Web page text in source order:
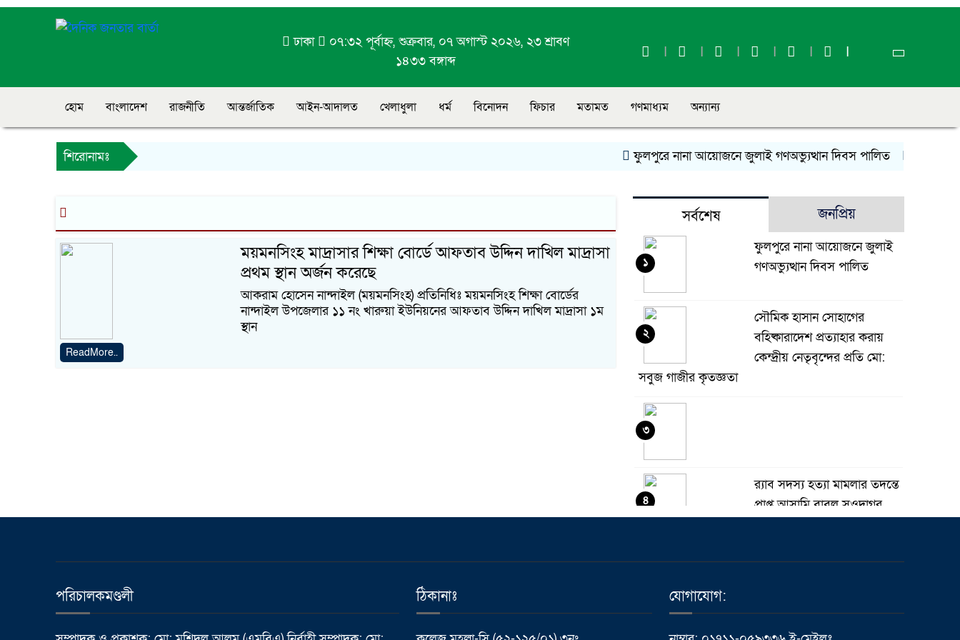
ঢাকা
০৭:৩২ পূর্বাহ্ন, শুক্রবার, ০৭ অগাস্ট ২০২৬, ২৩ শ্রাবণ
১৪৩৩ বঙ্গাব্দ
হোম বাংলাদেশ রাজনীতি আন্তর্জাতিক আইন-আদালত খেলাধুলা ধর্ম বিনোদন ফিচার মতামত গণমাধ্যম অন্যান্য
শিরোনামঃ ফুলপুরে নানা আয়োজনে জুলাই গণঅভ্যুত্থান দিবস পালিত সৌমিক
ময়মনসিংহ মাদ্রাসার শিক্ষা বোর্ডে আফতাব উদ্দিন দাখিল মাদ্রাসা
প্রথম স্থান অর্জন করেছে
আকরাম হোসেন নান্দাইল (ময়মনসিংহ) প্রতিনিধিঃ ময়মনসিংহ শিক্ষা বোর্ডের
নান্দাইল উপজেলার ১১ নং খারুয়া ইউনিয়নের আফতাব উদ্দিন দাখিল মাদ্রাসা ১ম
স্থান
ReadMore..
সর্বশেষ জনপ্রিয়
ফুলপুরে নানা আয়োজনে জুলাই
গণঅভ্যুত্থান দিবস পালিত
১
সৌমিক হাসান সোহাগের
বহিষ্কারাদেশ প্রত্যাহার করায়
কেন্দ্রীয় নেতৃবৃন্দের প্রতি মো:
সবুজ গাজীর কৃতজ্ঞতা
২
৩
র‌্যাব সদস্য হত্যা মামলার তদন্তে
প্রাপ্ত আসামি বাবুল সওদাগর
৪
মধুপুরে চাঁদের হাঁসি রেস্টুরেন্ট
পরিচালকমণ্ডলী ঠিকানাঃ যোগাযোগ: